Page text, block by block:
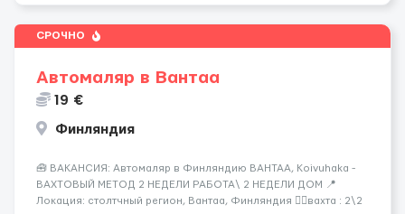
СРОЧНО
Автомаляр в Вантаа
19 €
Финляндия
🧰 ВАКАНСИЯ: Автомаляр в Финляндию ВАНТАА, Koivuhaka -
ВАХТОВЫЙ МЕТОД 2 НЕДЕЛИ РАБОТА\ 2 НЕДЕЛИ ДОМ 📍
Локация: столтчный регион, Вантаа, Финляндия 👌🏻вахта : 2\2